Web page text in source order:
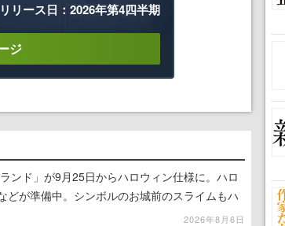
リリース日：2026年第4四半期
ジ
ンド」が9月25日からハロウィン仕様に。ハロ
どが準備中。シンボルのお城前のスライムもハ
2026年8月6日